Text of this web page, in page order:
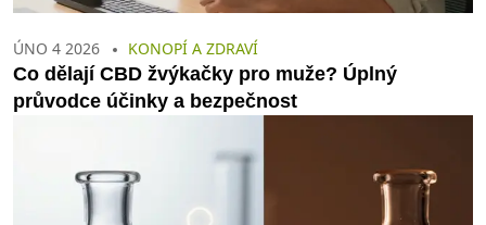
ÚNO 4 2026 KONOPÍ A ZDRAVÍ
Co dělají CBD žvýkačky pro muže? Úplný
průvodce účinky a bezpečnost